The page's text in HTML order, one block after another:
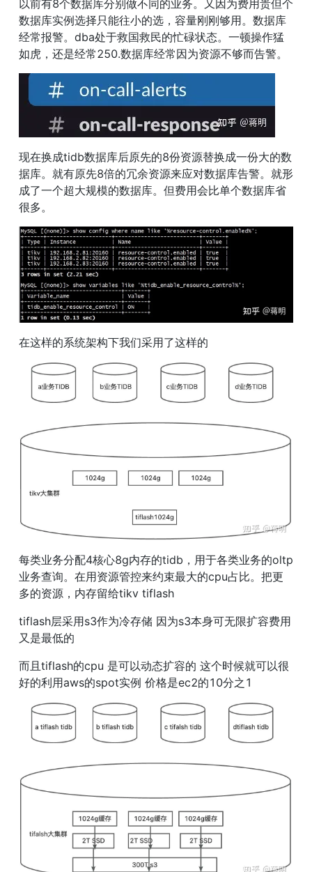
以前有8个数据库分别做不同的业务。又因为费用贵但个
数据库实例选择只能往小的选，容量刚刚够用。数据库
经常报警。dba处于救国救民的忙碌状态。一顿操作猛
如虎，还是经常250.数据库经常因为资源不够而告警。
现在换成tidb数据库后原先的8份资源替换成一份大的数
据库。就有原先8倍的冗余资源来应对数据库告警。就形
成了一个超大规模的数据库。但费用会比单个数据库省
很多。
在这样的系统架构下我们采用了这样的
每类业务分配4核心8g内存的tidb，用于各类业务的oltp
业务查询。在用资源管控来约束最大的cpu占比。把更
多的资源，内存留给tikv tiflash
tiflash层采用s3作为冷存储 因为s3本身可无限扩容费用
又是最低的
而且tiflash的cpu 是可以动态扩容的 这个时候就可以很
好的利用aws的spot实例 价格是ec2的10分之1